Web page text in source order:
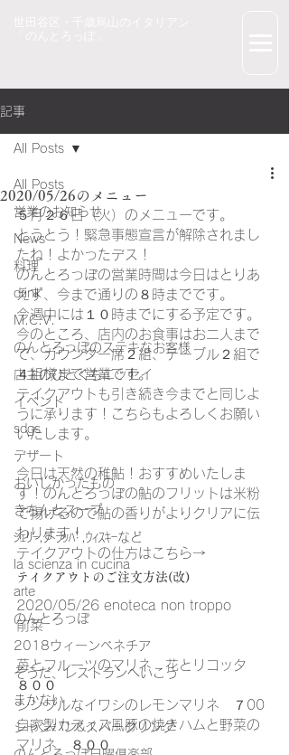
記事
All Posts
営業のお知らせ
News
料理
drink
M.C.V.
のんとろっぽのステキなお客様
店主のひとくちエッセイ
イベント
sdgs
デザート
おいしかったもの
きちんとスープ
ｼｪﾘｰ,ｸﾞﾗｯﾊﾟ,ｳｨｽｷｰなど
la scienza in cucina
arte
のんとろっぽ
2018ウィーンベネチア
そうだ、レストランへいこう
まかない
シャンパン&スパークリング
All Posts
2020/05/26のメニュー
５月２６日（火）のメニューです。
とうとう！緊急事態宣言が解除されまし
たね！よかったデス！
のんとろっぽの営業時間は今日はとりあ
えず、今まで通りの８時までです。
今週中には１０時までにする予定です。
今のところ、店内のお食事はお二人まで
で、カウンター席２組、テーブル２組で
４組様まで営業です。
テイクアウトも引き続き今までと同じよ
うに承ります！こちらもよろしくお願い
いたします。
今日は天然の稚鮎！おすすめいたしま
す！のんとろっぽの鮎のフリットは米粉
で揚げるので鮎の香りがよりクリアに伝
わります！
テイクアウトの仕方はこちら→
テイクアウトのご注文方法(改)
2020/05/26 enoteca non troppo
前菜
苺とフルーツのマリネ　花とリコッタ
８００
シンプルなイワシのレモンマリネ　７00
自家製カディス風豚の焼きハムと野菜の
マリネ　８００